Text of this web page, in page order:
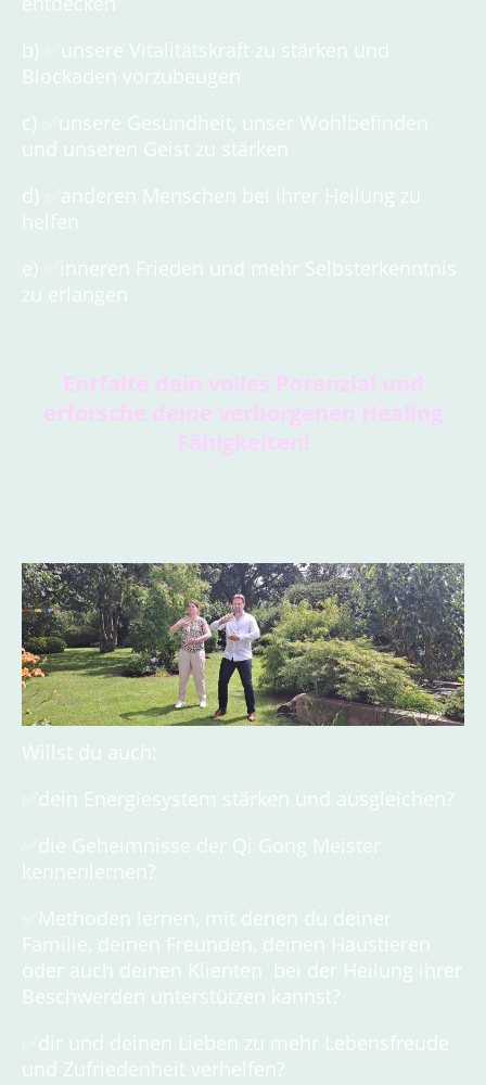
b) ✅unsere Vitalitätskraft zu stärken und
Blockaden vorzubeugen
c) ✅unsere Gesundheit, unser Wohlbefinden
und unseren Geist zu stärken
d) ✅anderen Menschen bei ihrer Heilung zu
helfen
e) ✅inneren Frieden und mehr Selbsterkenntnis
zu erlangen
Entfalte dein volles Potenzial und
erforsche deine verborgenen Healing
Fähigkeiten!
Willst du auch:
✅dein Energiesystem stärken und ausgleichen?
✅die Geheimnisse der Qi Gong Meister
kennenlernen?
✅Methoden lernen, mit denen du deiner
Familie, deinen Freunden, deinen Haustieren
oder auch deinen Klienten bei der Heilung ihrer
Beschwerden unterstützen kannst?
✅dir und deinen Lieben zu mehr Lebensfreude
und Zufriedenheit verhelfen?